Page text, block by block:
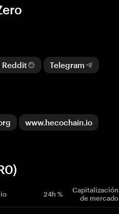
Reddit
Telegram
www.hecochain.io
24h %
Capitalización
de mercado